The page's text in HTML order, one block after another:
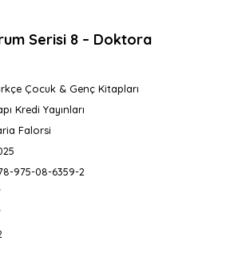
Serisi 8 – Doktora
Çocuk & Genç Kitapları
Kredi Yayınları
Falorsi
975-08-6359-2